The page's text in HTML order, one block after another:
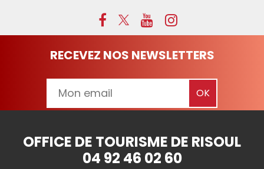
RECEVEZ NOS NEWSLETTERS
OFFICE DE TOURISME DE RISOUL
04 92 46 02 60